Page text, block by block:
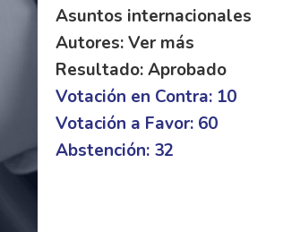
Asuntos internacionales
Autores: Ver más
Resultado: Aprobado
Votación en Contra: 10
Votación a Favor: 60
Abstención: 32